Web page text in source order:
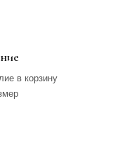
в корзину